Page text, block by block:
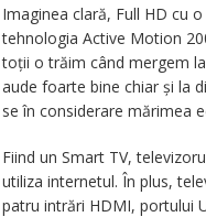
Imaginea clară, Full HD cu
tehnologia Active Motion
toţii o trăim când mergem
aude foarte bine chiar şi la
se în considerare mărimea
Fiind un Smart TV,
utiliza internetul. În plus,
patru intrări HDMI, portului